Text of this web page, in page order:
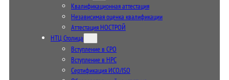
Квалификационная аттестация
Независимая оценка квалификации
Аттестация НОСТРОЙ
НТЦ Столица
Вступление в СРО
Вступление в НРС
Сертификация ИСО/ISO